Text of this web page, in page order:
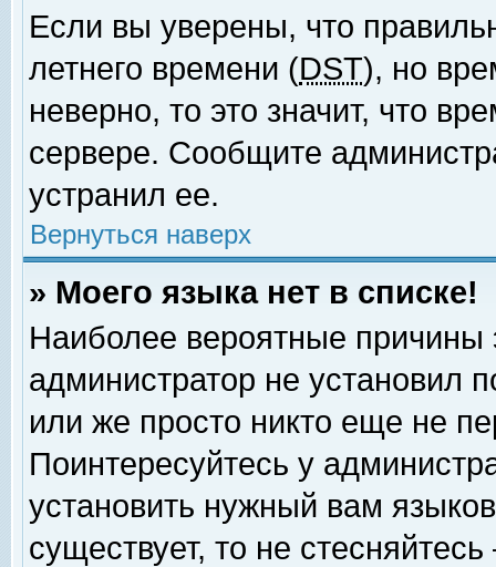
Если вы уверены, что
летнего времени (DST), но
неверно, то это значит, что
сервере. Сообщите
устранил ее.
Вернуться наверх
» Моего языка нет в списке!
Наиболее вероятные причины
администратор не установил
или же просто никто еще не
Поинтересуйтесь у
установить нужный вам
существует, то не